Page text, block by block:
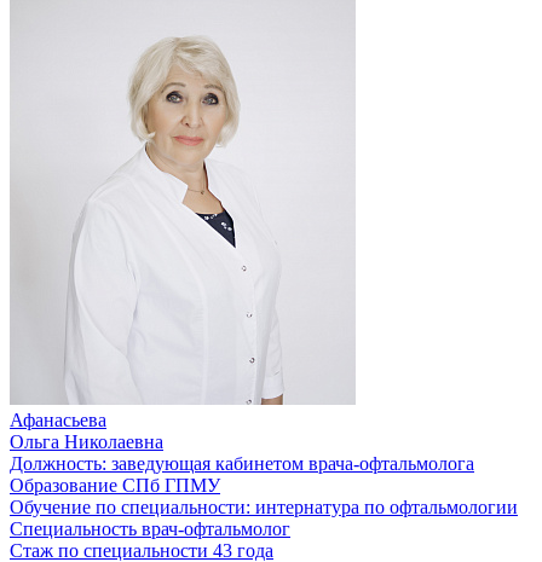
Афанасьева
Ольга Николаевна
Должность: заведующая кабинетом врача-офтальмолога
Образование СПб ГПМУ
Обучение по специальности: интернатура по офтальмологии
Специальность врач-офтальмолог
Стаж по специальности 43 года